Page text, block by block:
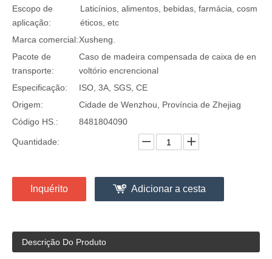
Escopo de
aplicação:
Laticínios, alimentos, bebidas, farmácia, cosm
éticos, etc
Marca comercial:Xusheng.
Pacote de
transporte:
Caso de madeira compensada de caixa de en
voltório encrencional
Especificação:
ISO, 3A, SGS, CE
Origem:
Cidade de Wenzhou, Província de Zhejiag
Código HS.:
8481804090
Quantidade:
Inquérito Adicionar a cesta
Descrição Do Produto